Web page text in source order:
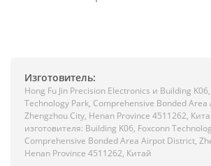
Изготовитель:
Hong Fu Jin Precision Electronics и Building
Technology Park, Comprehensive Bonded
Zhengzhou City, Henan Province 4511262,
изготовителя: Building K06, Foxconn
Comprehensive Bonded Area Airpot District,
Henan Province 4511262, Китай